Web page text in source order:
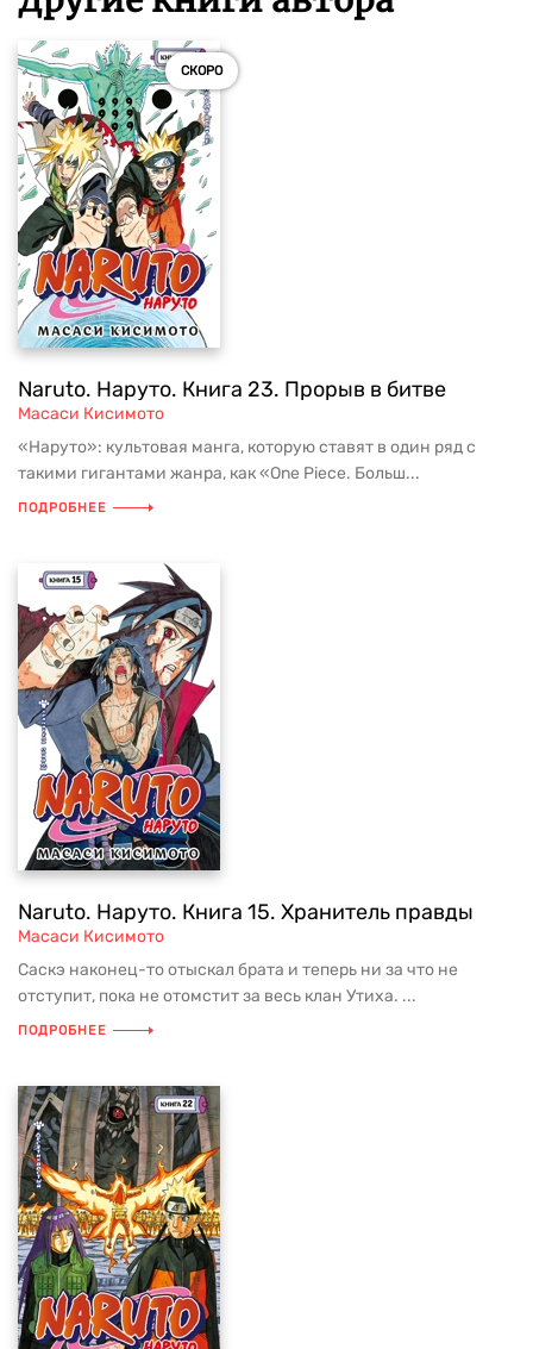
СКОРО
Naruto. Наруто. Книга 23. Прорыв в битве
Масаси Кисимото
«Наруто»: культовая манга, которую ставят в один ряд с
такими гигантами жанра, как «One Piece. Больш...
ПОДРОБНЕЕ
Naruto. Наруто. Книга 15. Хранитель правды
Масаси Кисимото
Саскэ наконец-то отыскал брата и теперь ни за что не
отступит, пока не отомстит за весь клан Утиха. ...
ПОДРОБНЕЕ